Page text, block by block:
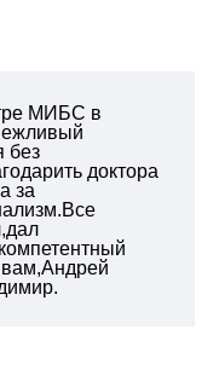
МИБС в
без
доктора
за